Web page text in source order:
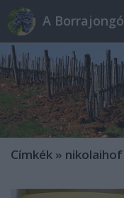
A Borrajongó
Címkék » nikolaihof